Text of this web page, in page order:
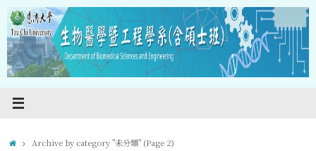
content
HomeArchive by category "未分類"(Page 2)